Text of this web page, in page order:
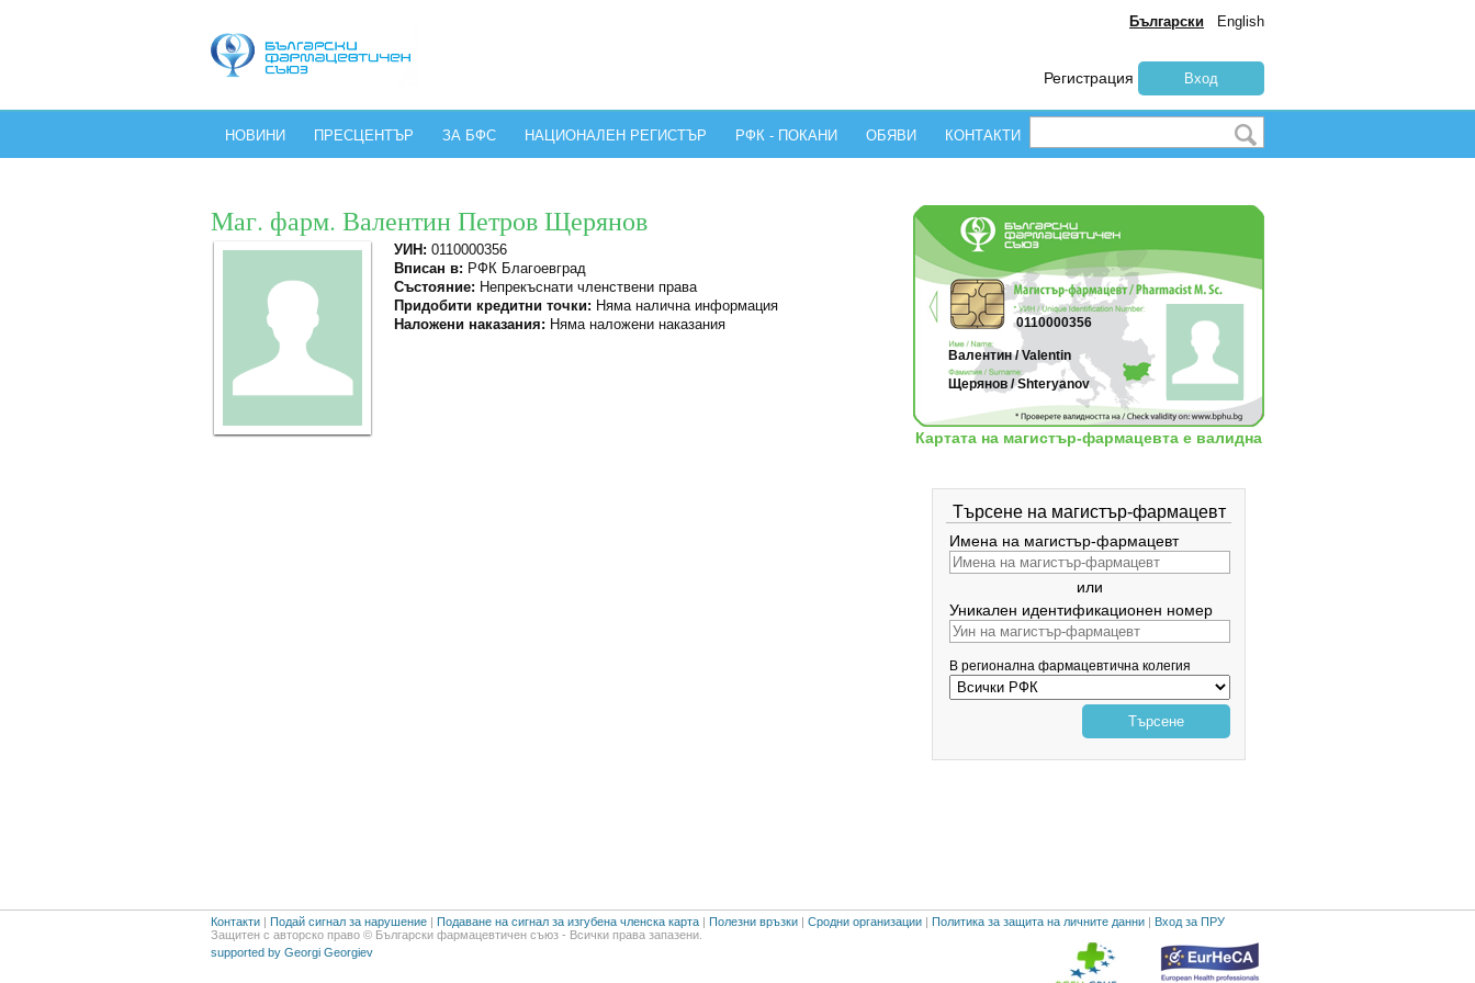
Български English
Регистрация Вход
НОВИНИ ПРЕСЦЕНТЪР ЗА БФС НАЦИОНАЛЕН РЕГИСТЪР РФК - ПОКАНИ ОБЯВИ КОНТАКТИ
Маг. фарм. Валентин Петров Щерянов
УИН: 0110000356
Вписан в: РФК Благоевград
Състояние: Непрекъснати членствени права
Придобити кредитни точки: Няма налична информация
Наложени наказания: Няма наложени наказания 0110000356
Валентин / Valentin
Щерянов / Shteryanov
Картата на магистър-фармацевта е валидна
Търсене на магистър-фармацевт
Имена на магистър-фармацевт
или
Уникален идентификационен номер
В регионална фармацевтична колегия
Търсене
Контакти | Подай сигнал за нарушение | Подаване на сигнал за изгубена членска карта | Полезни връзки | Сродни организации | Политика за защита на личните данни | Вход за ПРУ
Защитен с авторско право © Български фармацевтичен съюз - Всички права запазени.
supported by Georgi Georgiev